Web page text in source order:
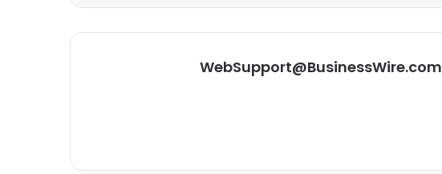
WebSupport@BusinessWire.com